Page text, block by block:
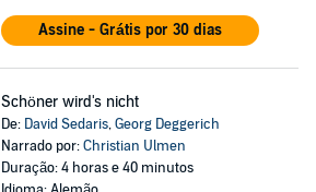
Assine - Grátis por 30 dias
Schöner wird's nicht
De: David Sedaris,Georg Deggerich
Narrado por:Christian Ulmen
Duração: 4 horas e 40 minutos